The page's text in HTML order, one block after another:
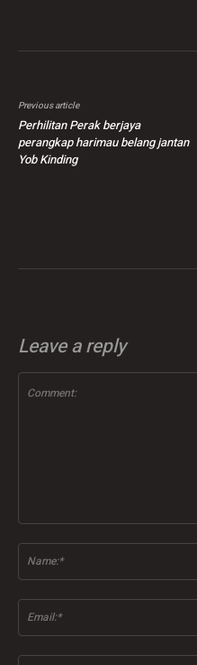
Previous article
Perhilitan Perak berjaya
perangkap harimau belang jantan
Yob Kinding
Leave a reply